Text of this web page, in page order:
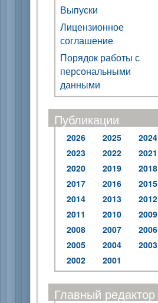
Выпуски
Лицензионное
соглашение
Порядок работы с
персональными
данными
Публикации
2026 2025
2024
2023
2022
2021
2020
2019
2018
2017
2016
2015
2014
2013
2012
2011
2010
2009
2008
2007
2006
2005
2004
2003
2002
2001
Главный редактор